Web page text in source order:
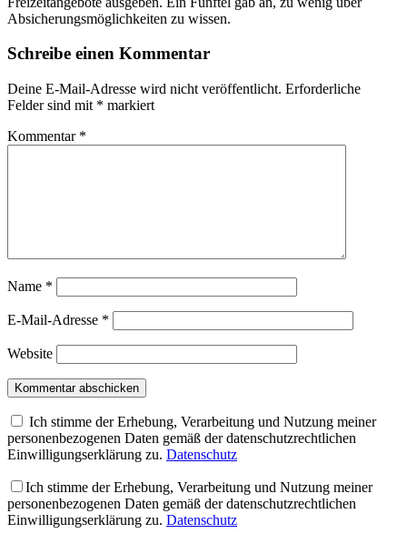
Absicherungsmöglichkeiten zu wissen.
Schreibe einen Kommentar
Deine E-Mail-Adresse wird nicht veröffentlicht. Erforderliche
Felder sind mit * markiert
Kommentar *
Name *
E-Mail-Adresse *
Website
Ich stimme der Erhebung, Verarbeitung und Nutzung meiner
personenbezogenen Daten gemäß der datenschutzrechtlichen
Einwilligungserklärung zu. Datenschutz
Ich stimme der Erhebung, Verarbeitung und Nutzung meiner
personenbezogenen Daten gemäß der datenschutzrechtlichen
Einwilligungserklärung zu. Datenschutz